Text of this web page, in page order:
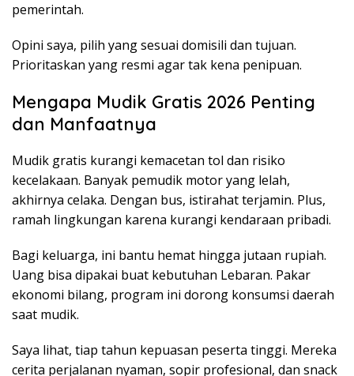
pemerintah.
Opini saya, pilih yang sesuai domisili dan tujuan.
Prioritaskan yang resmi agar tak kena penipuan.
Mengapa Mudik Gratis 2026 Penting
dan Manfaatnya
Mudik gratis kurangi kemacetan tol dan risiko
kecelakaan. Banyak pemudik motor yang lelah,
akhirnya celaka. Dengan bus, istirahat terjamin. Plus,
ramah lingkungan karena kurangi kendaraan pribadi.
Bagi keluarga, ini bantu hemat hingga jutaan rupiah.
Uang bisa dipakai buat kebutuhan Lebaran. Pakar
ekonomi bilang, program ini dorong konsumsi daerah
saat mudik.
Saya lihat, tiap tahun kepuasan peserta tinggi. Mereka
cerita perjalanan nyaman, sopir profesional, dan snack